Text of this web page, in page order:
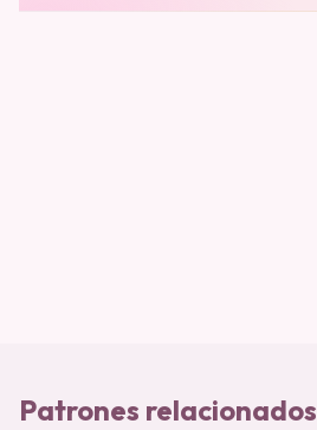
Patrones relacionados